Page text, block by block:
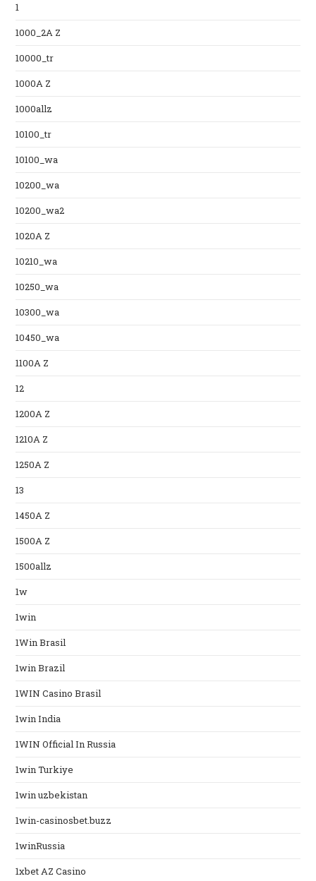
1
1000_2A Z
10000_tr
1000A Z
1000allz
10100_tr
10100_wa
10200_wa
10200_wa2
1020A Z
10210_wa
10250_wa
10300_wa
10450_wa
1100A Z
12
1200A Z
1210A Z
1250A Z
13
1450A Z
1500A Z
1500allz
1w
1win
1Win Brasil
1win Brazil
1WIN Casino Brasil
1win India
1WIN Official In Russia
1win Turkiye
1win uzbekistan
1win-casinosbet.buzz
1winRussia
1xbet AZ Casino